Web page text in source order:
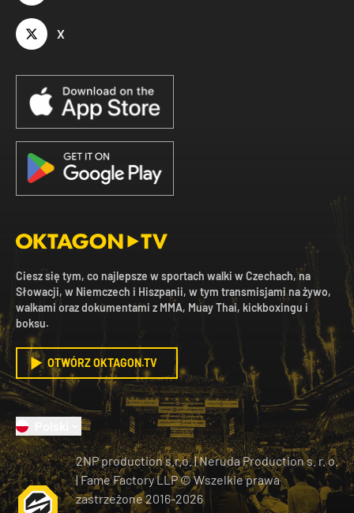
X
Ciesz się tym, co najlepsze w sportach walki w Czechach, na
Słowacji, w Niemczech i Hiszpanii, w tym transmisjami na żywo,
walkami oraz dokumentami z MMA, Muay Thai, kickboxingu i
boksu.
OTWÓRZ OKTAGON.TV
2NP production s.r.o.|Neruda Production s. r. o.
| Fame Factory LLP © Wszelkie prawa
zastrzeżone2016-2026